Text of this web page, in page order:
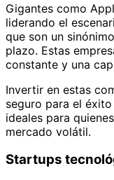
Gigantes como
liderando el
que son un
plazo. Estas
constante y una
Invertir en estas
seguro para el
ideales para
mercado volátil.
Startups